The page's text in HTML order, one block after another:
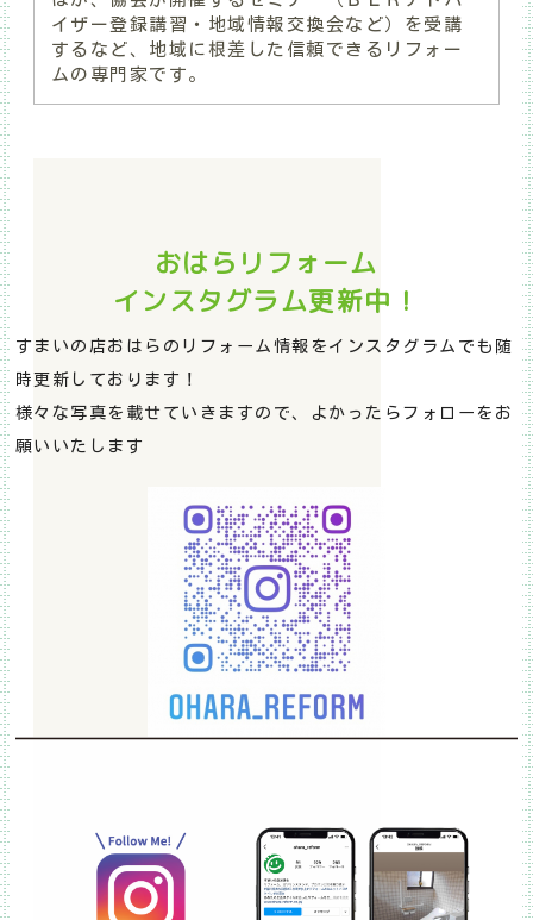
イザー登録講習・地域情報交換会など）を受講
するなど、地域に根差した信頼できるリフォー
ムの専門家です。
おはらリフォーム
インスタグラム更新中！
すまいの店おはらのリフォーム情報をインスタグラムでも随
時更新しております！
様々な写真を載せていきますので、よかったらフォローをお
願いいたします